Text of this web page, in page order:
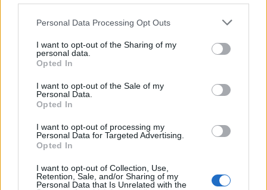
Personal Data Processing Opt Outs
I want to opt-out of the Sharing of my
personal data.
Opted In
I want to opt-out of the Sale of my
Personal Data.
Opted In
I want to opt-out of processing my
Personal Data for Targeted Advertising.
Opted In
I want to opt-out of Collection, Use,
Retention, Sale, and/or Sharing of my
Personal Data that Is Unrelated with the
gość
Plamki na penisie
Mam dwie małe plamki na penisie. Co to może
Forum: Choroby weneryczne
POWIĄZANE
Tematy grzybica grzybica skóry
infekcje grzybicze kandydoza